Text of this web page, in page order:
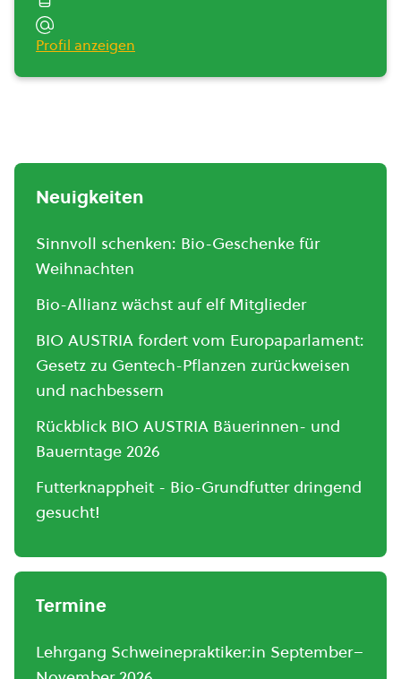
Profil anzeigen
Neuigkeiten
Sinnvoll schenken: Bio-Geschenke für
Weihnachten
Bio-Allianz wächst auf elf Mitglieder
BIO AUSTRIA fordert vom Europaparlament:
Gesetz zu Gentech-Pflanzen zurückweisen
und nachbessern
Rückblick BIO AUSTRIA Bäuerinnen- und
Bauerntage 2026
Futterknappheit - Bio-Grundfutter dringend
gesucht!
Termine
Lehrgang Schweinepraktiker:in September–